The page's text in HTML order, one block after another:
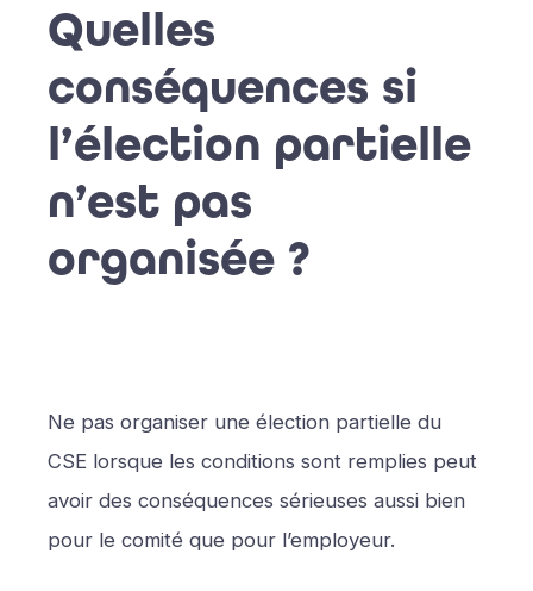
Quelles
conséquences si
l’élection partielle
n’est pas
organisée ?
Ne pas organiser une élection partielle du
CSE lorsque les conditions sont remplies peut
avoir des conséquences sérieuses aussi bien
pour le comité que pour l’employeur.